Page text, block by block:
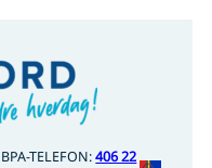
BPA-TELEFON:406 22